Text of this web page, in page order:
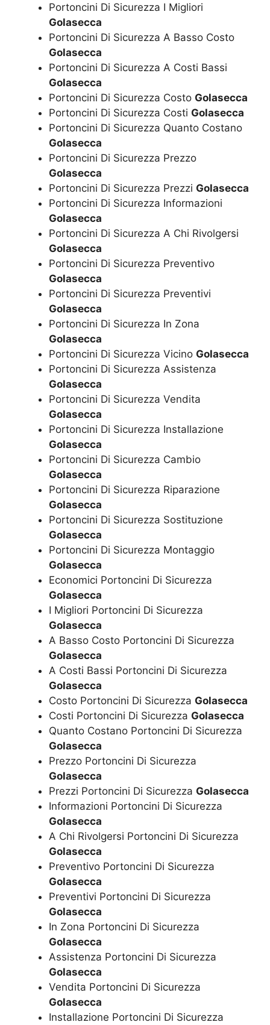
Portoncini Di Sicurezza I Migliori
Golasecca
Portoncini Di Sicurezza A Basso Costo
Golasecca
Portoncini Di Sicurezza A Costi Bassi
Golasecca
Portoncini Di Sicurezza Costo Golasecca
Portoncini Di Sicurezza Costi Golasecca
Portoncini Di Sicurezza Quanto Costano
Golasecca
Portoncini Di Sicurezza Prezzo
Golasecca
Portoncini Di Sicurezza Prezzi Golasecca
Portoncini Di Sicurezza Informazioni
Golasecca
Portoncini Di Sicurezza A Chi Rivolgersi
Golasecca
Portoncini Di Sicurezza Preventivo
Golasecca
Portoncini Di Sicurezza Preventivi
Golasecca
Portoncini Di Sicurezza In Zona
Golasecca
Portoncini Di Sicurezza Vicino Golasecca
Portoncini Di Sicurezza Assistenza
Golasecca
Portoncini Di Sicurezza Vendita
Golasecca
Portoncini Di Sicurezza Installazione
Golasecca
Portoncini Di Sicurezza Cambio
Golasecca
Portoncini Di Sicurezza Riparazione
Golasecca
Portoncini Di Sicurezza Sostituzione
Golasecca
Portoncini Di Sicurezza Montaggio
Golasecca
Economici Portoncini Di Sicurezza
Golasecca
I Migliori Portoncini Di Sicurezza
Golasecca
A Basso Costo Portoncini Di Sicurezza
Golasecca
A Costi Bassi Portoncini Di Sicurezza
Golasecca
Costo Portoncini Di Sicurezza Golasecca
Costi Portoncini Di Sicurezza Golasecca
Quanto Costano Portoncini Di Sicurezza
Golasecca
Prezzo Portoncini Di Sicurezza
Golasecca
Prezzi Portoncini Di Sicurezza Golasecca
Informazioni Portoncini Di Sicurezza
Golasecca
A Chi Rivolgersi Portoncini Di Sicurezza
Golasecca
Preventivo Portoncini Di Sicurezza
Golasecca
Preventivi Portoncini Di Sicurezza
Golasecca
In Zona Portoncini Di Sicurezza
Golasecca
Assistenza Portoncini Di Sicurezza
Golasecca
Vendita Portoncini Di Sicurezza
Golasecca
Installazione Portoncini Di Sicurezza